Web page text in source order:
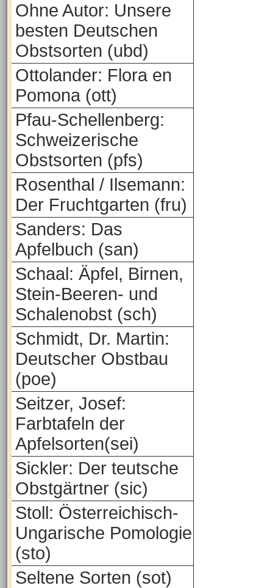
Ohne Autor: Unsere
besten Deutschen
Obstsorten (ubd)
Ottolander: Flora en
Pomona (ott)
Pfau-Schellenberg:
Schweizerische
Obstsorten (pfs)
Rosenthal / Ilsemann:
Der Fruchtgarten (fru)
Sanders: Das
Apfelbuch (san)
Schaal: Äpfel, Birnen,
Stein-Beeren- und
Schalenobst (sch)
Schmidt, Dr. Martin:
Deutscher Obstbau
(poe)
Seitzer, Josef:
Farbtafeln der
Apfelsorten(sei)
Sickler: Der teutsche
Obstgärtner (sic)
Stoll: Österreichisch-
Ungarische Pomologie
(sto)
Seltene Sorten (sot)